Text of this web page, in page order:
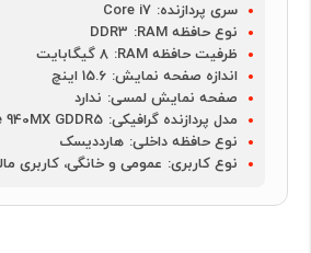
سری پردازنده: Core i7
نوع حافظه RAM:
DDR3
ظرفیت حافظه RAM:
8 گیگابایت
اندازه صفحه نمایش: 15.6 اینچ
صفحه نمایش لمسی: ندارد
مدل پردازنده گرافیکی: 940MX GDDR5
نوع حافظه داخلی: هارددیسک
نوع کاربری: عمومی و خانگی، کاربری